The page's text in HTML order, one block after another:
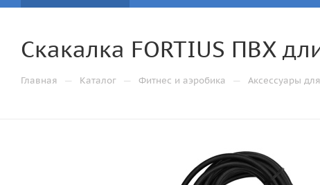
Скакалка FORTIUS ПВХ
Главная — Каталог — Фитнес и аэробика — Аксессуары